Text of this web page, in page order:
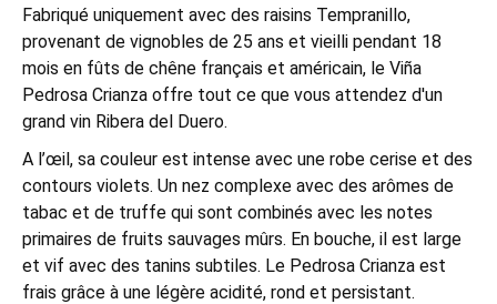
Fabriqué uniquement avec des raisins Tempranillo,
provenant de vignobles de 25 ans et vieilli pendant 18
mois en fûts de chêne français et américain, le Viña
Pedrosa Crianza offre tout ce que vous attendez d'un
grand vin Ribera del Duero.
A l’œil, sa couleur est intense avec une robe cerise et des
contours violets. Un nez complexe avec des arômes de
tabac et de truffe qui sont combinés avec les notes
primaires de fruits sauvages mûrs. En bouche, il est large
et vif avec des tanins subtiles. Le Pedrosa Crianza est
frais grâce à une légère acidité, rond et persistant.